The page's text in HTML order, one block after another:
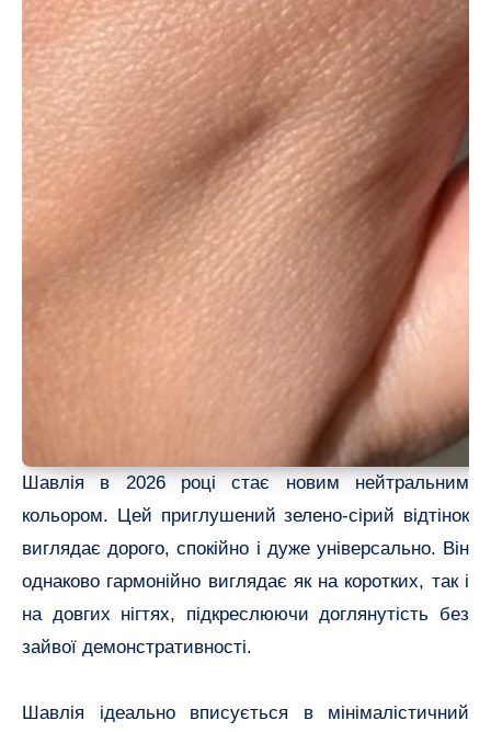
Шавлія в 2026 році стає новим нейтральним
кольором. Цей приглушений зелено-сірий відтінок
виглядає дорого, спокійно і дуже універсально. Він
однаково гармонійно виглядає як на коротких, так і
на довгих нігтях, підкреслюючи доглянутість без
зайвої демонстративності.
Шавлія ідеально вписується в мінімалістичний